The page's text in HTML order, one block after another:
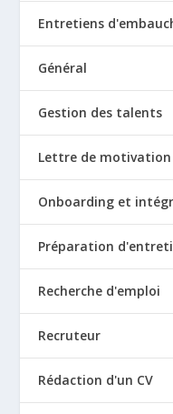
Entretiens
Général
Gestion des talents
Lettre de motivation
Onboarding et
Préparation
Recherche d'emploi
Recruteur
Rédaction d'un CV